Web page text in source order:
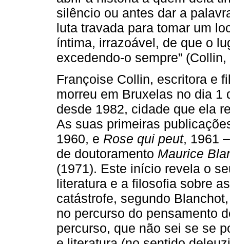
silêncio ou antes dar a
luta travada para tomar um
íntima, irrazoável, de que o
excedendo-o sempre”
Françoise Collin, escritora e
morreu em Bruxelas no dia 1
desde 1982, cidade que ela
As suas primeiras
1960, e Rose qui peut, 1961
de doutoramento Maurice
(1971). Este início revela o
literatura e a filosofia sobre
catástrofe, segundo
no percurso do pensamento
percurso, que não sei se se